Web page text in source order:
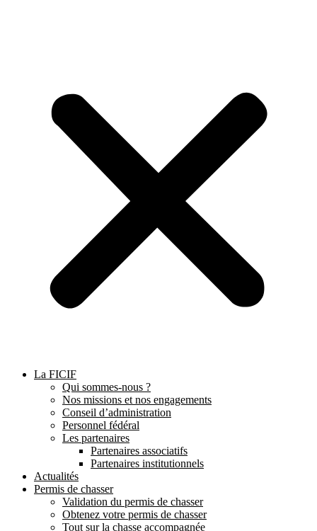
La FICIF
Qui sommes-nous ?
Nos missions et nos engagements
Conseil d’administration
Personnel fédéral
Les partenaires
Partenaires associatifs
Partenaires institutionnels
Actualités
Permis de chasser
Validation du permis de chasser
Obtenez votre permis de chasser
Tout sur la chasse accompagnée